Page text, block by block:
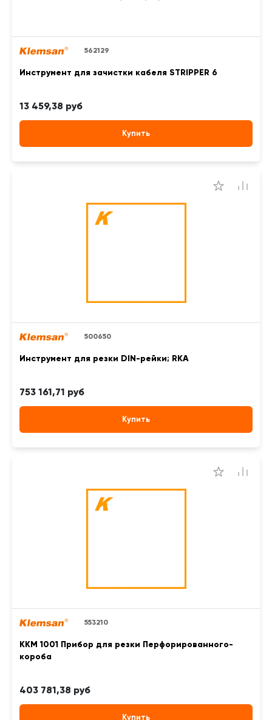
562129
Инструмент для зачистки кабеля STRIPPER 6
13 459,38 руб
Купить
500650
Инструмент для резки DIN-рейки; RKA
753 161,71 руб
Купить
553210
KKM 1001 Прибор для резки Перфорированного-
короба
403 781,38 руб
Купить